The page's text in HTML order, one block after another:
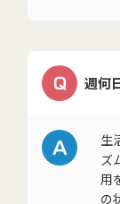
Q 週何
A
生
ズ
用
の